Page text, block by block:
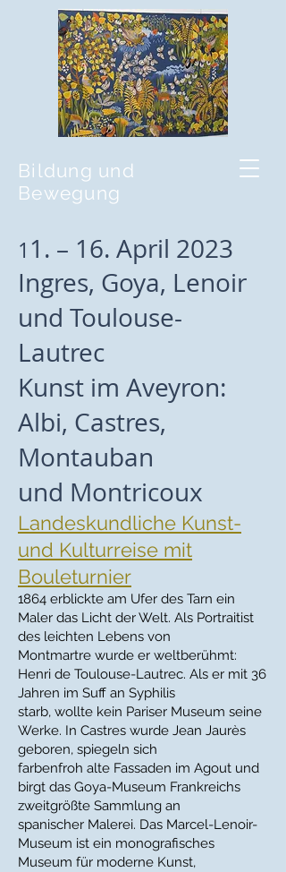
Bildung und
Bewegung
1 1. – 16. April 2023
Ingres, Goya, Lenoir
und Toulouse-
Lautrec
Kunst im Aveyron:
Albi, Castres,
Montauban
und Montricoux
Landeskundliche Kunst-
und Kulturreise mit
Bouleturnier
1864 erblickte am Ufer des Tarn ein
Maler das Licht der Welt. Als Portraitist
des leichten Lebens von
Montmartre wurde er weltberühmt:
Henri de Toulouse-Lautrec. Als er mit 36
Jahren im Suff an Syphilis
starb, wollte kein Pariser Museum seine
Werke. In Castres wurde Jean Jaurès
geboren, spiegeln sich
farbenfroh alte Fassaden im Agout und
birgt das Goya-Museum Frankreichs
zweitgrößte Sammlung an
spanischer Malerei. Das Marcel-Lenoir-
Museum ist ein monografisches
Museum für moderne Kunst,